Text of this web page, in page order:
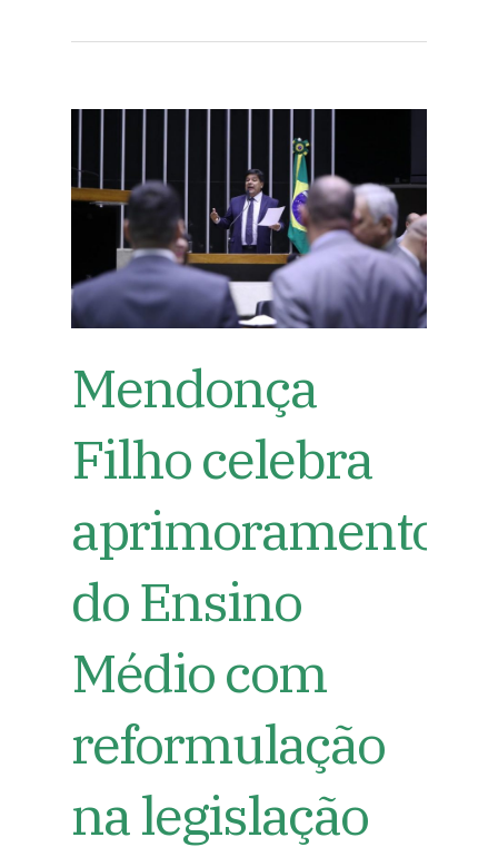
Mendonça
Filho celebra
aprimoramento
do Ensino
Médio com
reformulação
na legislação